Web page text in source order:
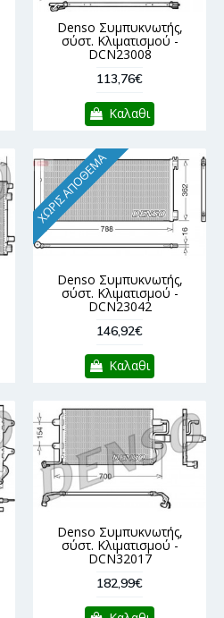
Denso Συμπυκνωτής,
σύστ. Κλιματισμού -
DCN23008
113,76€
Καλαθι
ΧΩΡΊΣ ΑΠΌΘΕΜΑ
Denso Συμπυκνωτής,
σύστ. Κλιματισμού -
DCN23042
146,92€
Καλαθι
Denso Συμπυκνωτής,
σύστ. Κλιματισμού -
DCN32017
182,99€